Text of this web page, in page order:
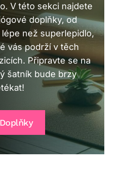
V této sekci najdete
doplňky, od
než superlepidlo,
vás podrží v těch
Připravte se na
šatník bude brzy